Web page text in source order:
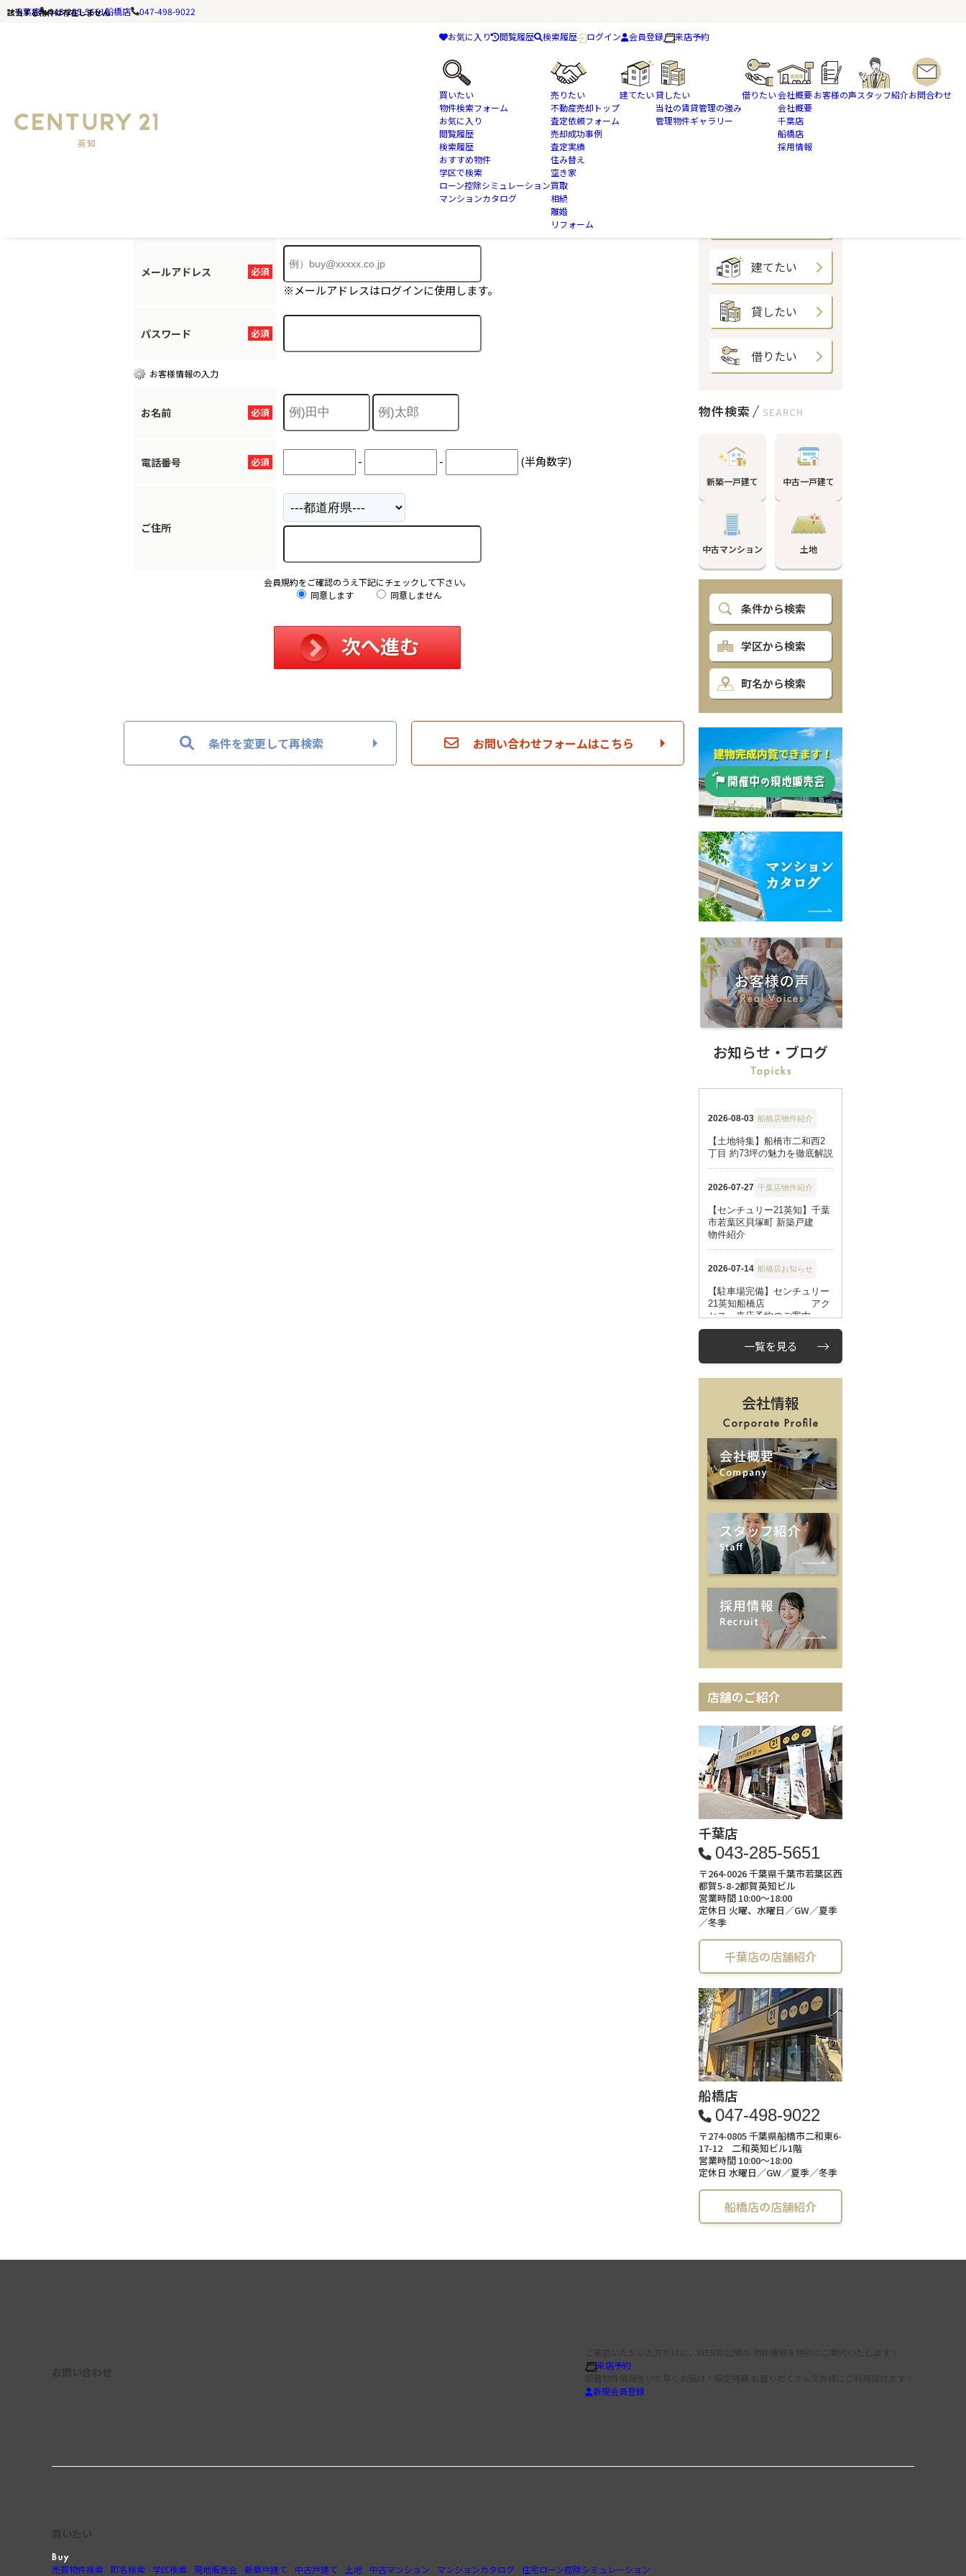
該当する物件は存在しません
千葉店 043-285-5651船橋店 047-498-9022
お気に入り 閲覧履歴 検索履歴 ログイン 会員登録 来店予約
買いたい
物件検索フォーム
お気に入り
閲覧履歴
検索履歴
おすすめ物件
学区で検索
ローン控除シミュレーション
マンションカタログ
売りたい
不動産売却トップ
査定依頼フォーム
売却成功事例
査定実績
住み替え
空き家
買取
相続
離婚
リフォーム
建てたい貸したい
当社の賃貸管理の強み
管理物件ギャラリー
借りたい会社概要
会社概要
千葉店
船橋店
採用情報
お客様の声スタッフ紹介お問合わせ
お探しの物件はご成約済みとなっております。
ホームページに掲載されていない物件も多数ございます。
お手数ですが、会員登録フォームよりお問合せ下さい。
必須
メールアドレス
※メールアドレスはログインに使用します。
必須
パスワード
お客様情報の入力
必須
お名前
必須
電話番号 - - (半角数字)
ご住所
会員規約をご確認のうえ下記にチェックして下さい。
同意します
同意しません
条件を変更して再検索 お問い合わせフォームはこちら
建てたい
貸したい
借りたい
物件検索 SEARCH
新築一戸建て 中古一戸建て
中古マンション 土地
条件から検索
学区から検索
町名から検索
お知らせ・ブログ
一覧を見る
会社情報
店舗のご紹介
千葉店
043-285-5651
〒264-0026 千葉県千葉市若葉区西
都賀5-8-2都賀英知ビル
営業時間 10:00～18:00
定休日 火曜、水曜日／GW／夏季
／冬季
千葉店の店舗紹介
船橋店
047-498-9022
〒274-0805 千葉県船橋市二和東6-
17-12 二和英知ビル1階
営業時間 10:00～18:00
定休日 水曜日／GW／夏季／冬季
船橋店の店舗紹介
来店予約
新規会員登録
売買物件検索 町名検索 学区検索 現地販売会 新築戸建て 中古戸建て 土地 中古マンション マンションカタログ 住宅ローン控除シミュレーション